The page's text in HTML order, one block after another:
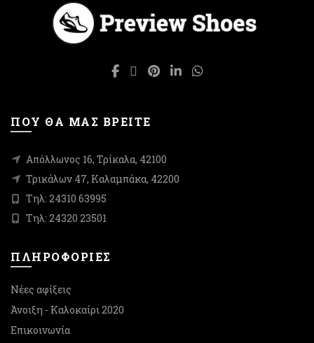
μπορούν
να
επιλεγούν
να
ΠΟΥ ΘΑ ΜΑΣ ΒΡΕΙΤΕ
Απόλλωνος 16, Τρίκαλα, 42100
Τρικάλων 47, Καλαμπάκα, 42200
Τηλ: 24310 63995
Τηλ: 24320 23501
ΠΛΗΡΟΦΟΡΙΕΣ
Νέες αφίξεις
Άνοιξη - Καλοκαίρι 2020
Επικοινωνία